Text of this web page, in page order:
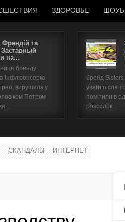
ЗДОРОВЬЕ
Френдій та
Заставный
на...
бренду
інфлюенсерка
вирушила у
Петром
бренд Sisters
уваги після
помітили в
розсилок...
СКАНДАЛЫ ИНТЕРНЕТ
Имя пользователя
Забыли имя